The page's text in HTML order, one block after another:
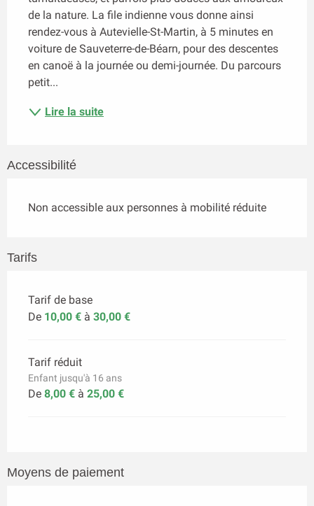
de la nature. La file indienne vous donne ainsi
rendez-vous à Autevielle-St-Martin, à 5 minutes en
voiture de Sauveterre-de-Béarn, pour des descentes
en canoë à la journée ou demi-journée. Du parcours
petit...
Lire la suite
Accessibilité
Non accessible aux personnes à mobilité réduite
Tarifs
Tarif de base
De 10,00 € à 30,00 €
Tarif réduit
Enfant jusqu'à 16 ans
De 8,00 € à 25,00 €
Moyens de paiement